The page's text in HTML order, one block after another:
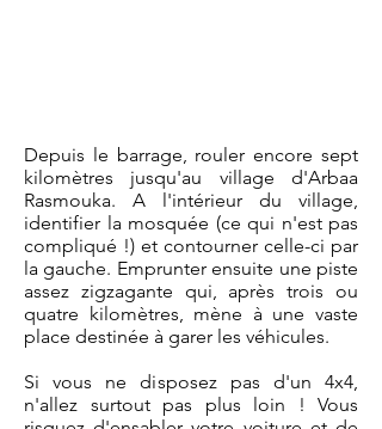
Depuis le barrage, rouler encore sept
kilomètres jusqu'au village d'Arbaa
Rasmouka. A l'intérieur du village,
identifier la mosquée (ce qui n'est pas
compliqué !) et contourner celle-ci par
la gauche. Emprunter ensuite une piste
assez zigzagante qui, après trois ou
quatre kilomètres, mène à une vaste
place destinée à garer les véhicules.
Si vous ne disposez pas d'un 4x4,
n'allez surtout pas plus loin ! Vous